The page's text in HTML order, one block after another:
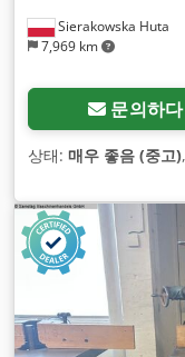
Sierakowska Huta
7,969 km
문의하다
상태: 매우 좋음 (중고),